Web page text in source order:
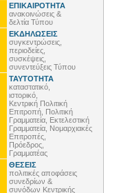
ΕΠΙΚΑΙΡΟΤΗΤΑ
ανακοινώσεις &
δελτία Τύπου
ΕΚΔΗΛΩΣΕΙΣ
συγκεντρώσεις,
περιοδείες,
συσκέψεις,
συνεντεύξεις Τύπου
ΤΑΥΤΟΤΗΤΑ
καταστατικό,
ιστορικό,
Κεντρική Πολιτική
Επιτροπή, Πολιτική
Γραμματεία, Εκτελεστική
Γραμματεία, Νομαρχιακές
Επιτροπές,
Πρόεδρος,
Γραμματέας
ΘΕΣΕΙΣ
πολιτικές αποφάσεις
συνεδρίων &
συνόδων Κεντρικής